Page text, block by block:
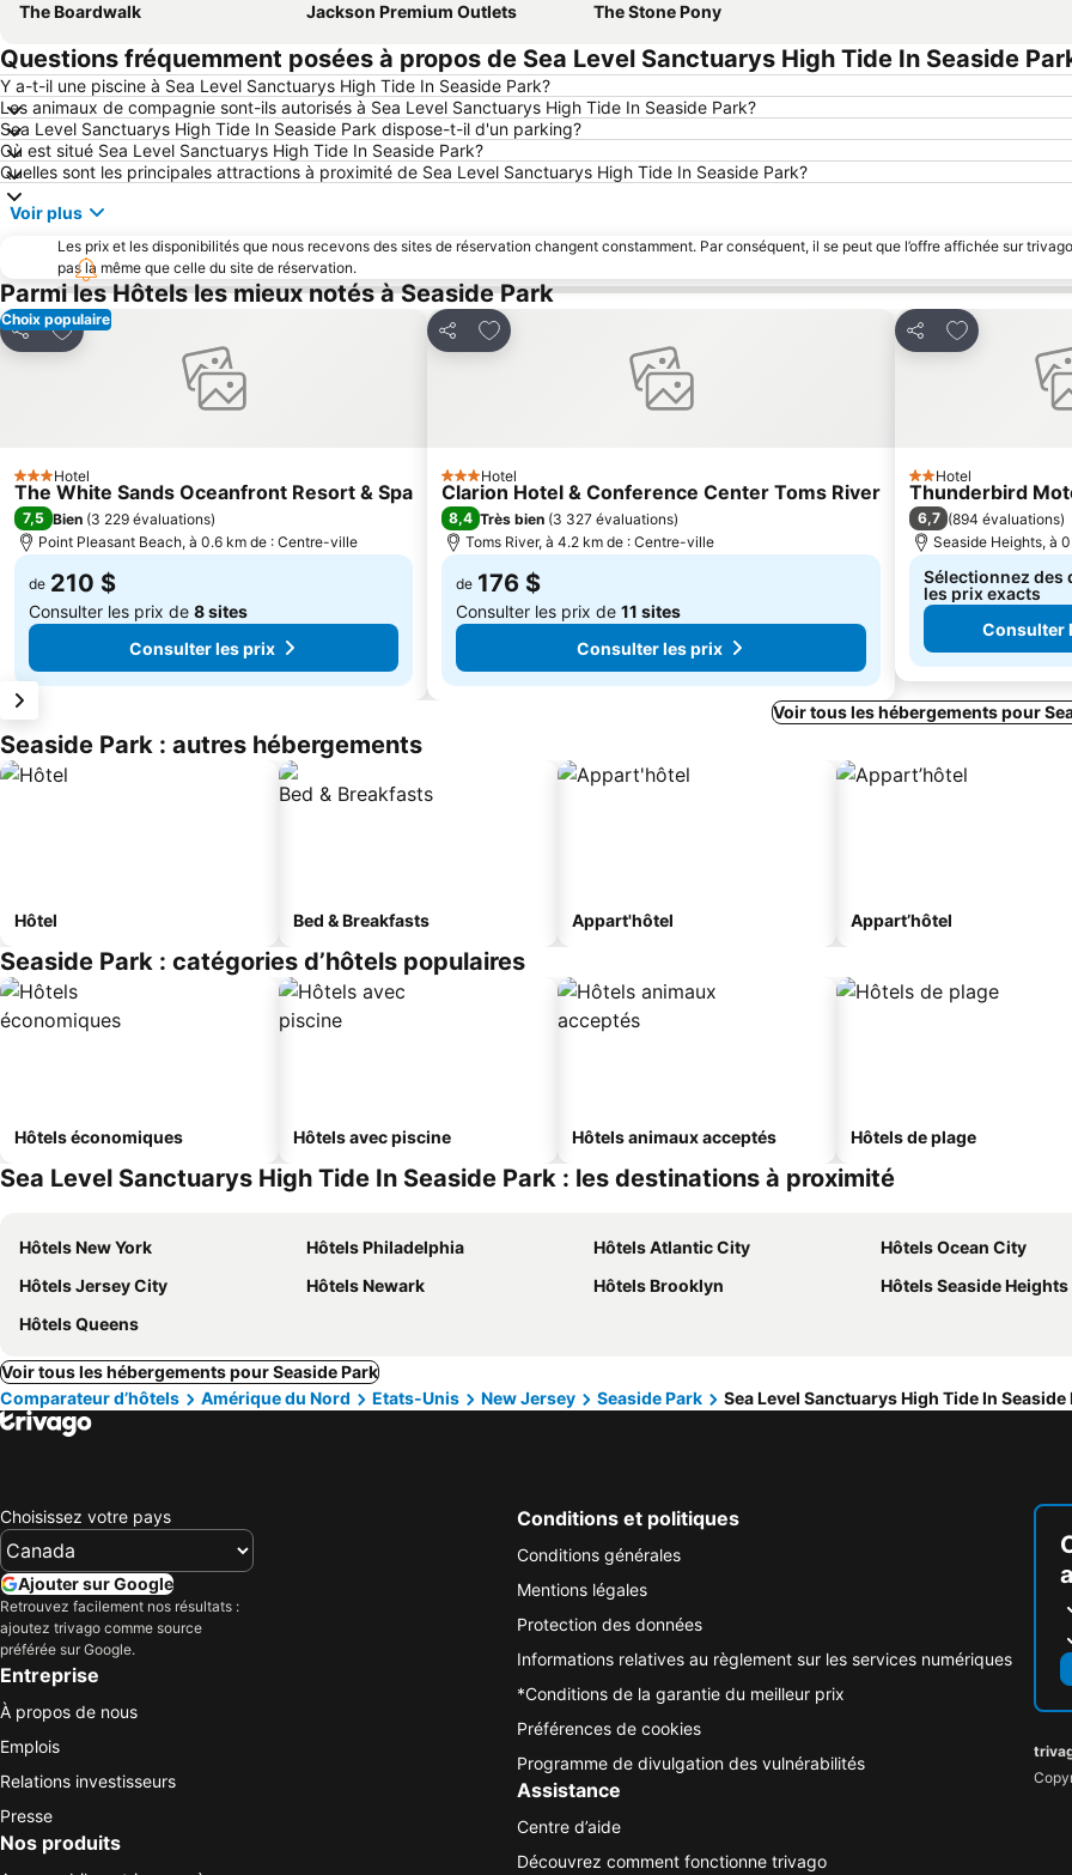
The Boardwalk
Jackson Premium Outlets The Stone Pony
Questions fréquemment posées à propos de Sea Level Sanctuarys High Tide In Seaside
Y a-t-il une piscine à Sea Level Sanctuarys High Tide In Seaside Park?
Les animaux de compagnie sont-ils autorisés à Sea Level Sanctuarys High Tide In Seaside Park?
Sea Level Sanctuarys High Tide In Seaside Park dispose-t-il d'un parking?
Où est situé Sea Level Sanctuarys High Tide In Seaside Park?
Quelles sont les principales attractions à proximité de Sea Level Sanctuarys High Tide In Seaside Park?
Voir plus
Les prix et les disponibilités que nous recevons des sites de réservation changent constamment. Par conséquent, il se peut que l’offre affichée sur
pas la même que celle du site de réservation.
Parmi les Hôtels les mieux notés à Seaside Park
Choix populaire
Partager
Ajouter à mes favoris
3 Étoiles
Hotel
The White Sands Oceanfront Resort & Spa
7,5 Bien (3 229 évaluations)
Point Pleasant Beach, à 0.6 km de : Centre-ville
de 210 $
Consulter les prix de 8 sites
Consulter les prix
Partager
Ajouter à mes favoris
3 Étoiles
Hotel
Clarion Hotel & Conference Center Toms River
8,4 Très bien (3 327 évaluations)
Toms River, à 4.2 km de : Centre-ville
de 176 $
Consulter les prix de 11 sites
Consulter les prix
Partager
Ajouter à mes
2 Étoiles
Hotel
Thunderbird
6,7 (894 évaluations)
Seaside Heights, à
Sélectionnez des
les prix exacts
Consulter
Voir tous les hébergements pour
Seaside Park : autres hébergements
Hôtel Bed & Breakfasts Appart'hôtel Appart’hôtel
Seaside Park : catégories d’hôtels populaires
Hôtels économiques Hôtels avec piscine Hôtels animaux acceptés Hôtels de plage
Sea Level Sanctuarys High Tide In Seaside Park : les destinations à proximité
Hôtels New York Hôtels Philadelphia Hôtels Atlantic City
Hôtels Ocean City
Hôtels Jersey City
Hôtels Newark Hôtels Brooklyn
Hôtels Seaside Heights
Hôtels Queens
Voir tous les hébergements pour Seaside Park
Comparateur d’hôtels
Amérique du Nord Etats-Unis New Jersey Seaside Park Sea Level Sanctuarys High Tide In Seaside
Choisissez votre pays
Ajouter sur Google
Retrouvez facilement nos résultats :
ajoutez trivago comme source
préférée sur Google.
Entreprise
À propos de nous
Emplois
Relations investisseurs
Presse
Nos produits
Conditions et politiques
Conditions générales
Mentions légales
Protection des données
Informations relatives au règlement sur les services numériques
*Conditions de la garantie du meilleur prix
Préférences de cookies
Programme de divulgation des vulnérabilités
Assistance
Centre d’aide
Découvrez comment fonctionne trivago